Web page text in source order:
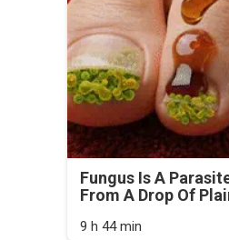
Fungus Is A
From A Drop Of
9 h 44 min
WN
JAKARTA
JABAR